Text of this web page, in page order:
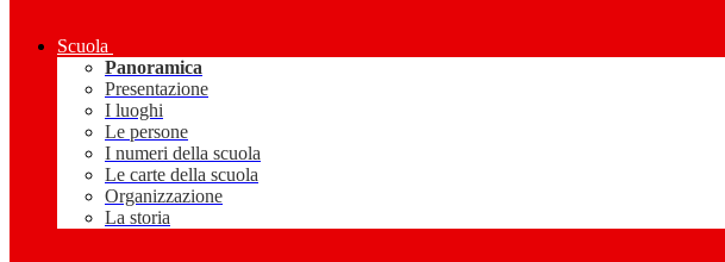
Scuola
Panoramica
Presentazione
I luoghi
Le persone
I numeri della scuola
Le carte della scuola
Organizzazione
La storia